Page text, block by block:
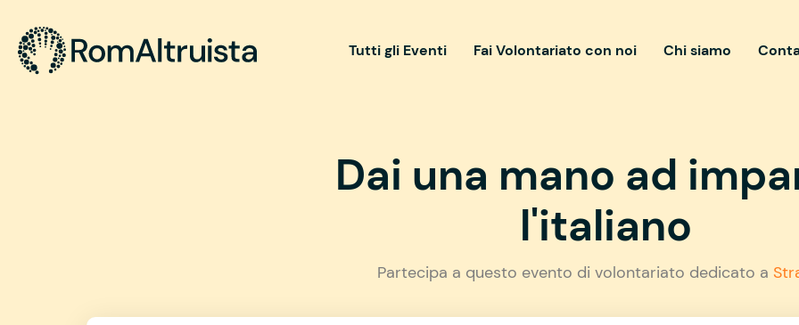
Tutti gli Eventi Fai Volontariato con noi Chi siamo
Dai una mano ad
l'italiano
Partecipa a questo evento di volontariato dedicato a